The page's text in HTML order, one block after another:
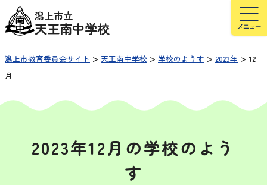
潟上市立
天王南中学校
潟上市教育委員会サイト > 天王南中学校 > 学校のようす > 2023年 > 12
月
2023年12月の学校のよう
す